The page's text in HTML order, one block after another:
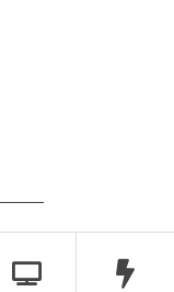
て見えないとこ
があります。そ
うですが、影の